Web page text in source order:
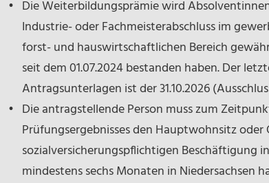
Die Weiterbildungsprämie wird
Industrie- oder Fachmeisterabschluss im
forst- und hauswirtschaftlichen Bereich
seit dem 01.07.2024 bestanden haben. Der
Antragsunterlagen ist der 31.10.2026
Die antragstellende Person muss zum
Prüfungsergebnisses den Hauptwohnsitz oder
sozialversicherungspflichtigen Beschäftigung
mindestens sechs Monaten in Niedersachsen